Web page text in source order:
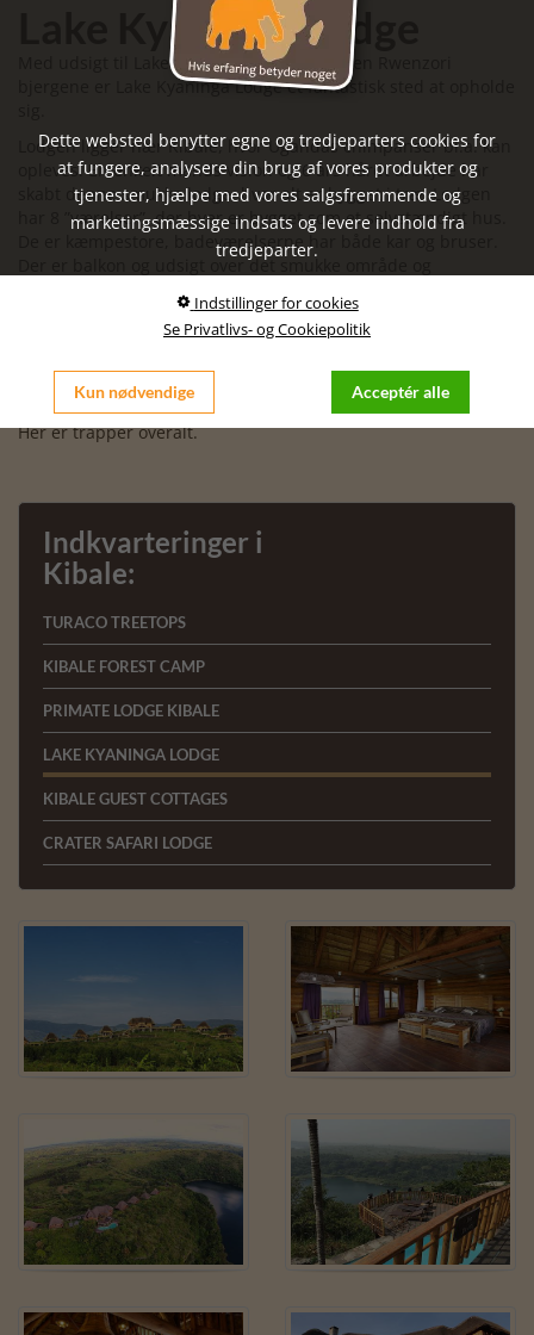
Lake Kyaninga Lodge
Med udsigt til Lake Kyaninga og i horisonten Rwenzori
bjergene er Lake Kyaninga Lodge et fantastisk sted at opholde
Lodgen ligger nær Kibale, hvor Ugandas chimpanser bl.a. kan
opleves. En enkelt mands vision og 6 års hårdt arbejde har
skabt denne smukke lodge, hvor alt er bygget i træ. Lodgen
har 8 ”værelser”, der hver er bygget som et selvstændigt hus.
De er kæmpestore, badeværelserne har både kar og bruser.
Der er balkon og udsigt over det smukke område og
selvfølgelig Kyaninga søen, der ligger lige nedenfor.
Lodgen har pool med storslået udsigt og de kølige aftener
dagens oplevelser udveksles.
OBS. Lodgen kan ikke anbefales, hvis man er gangbesværet.
Her er trapper overalt.
Indkvarteringer i
Kibale:
TURACO TREETOPS
KIBALE FOREST CAMP
PRIMATE LODGE KIBALE
LAKE KYANINGA LODGE
KIBALE GUEST COTTAGES
CRATER SAFARI LODGE
Dette websted benytter egne og tredjeparters cookies for
at fungere, analysere din brug af vores produkter og
tjenester, hjælpe med vores salgsfremmende og
marketingsmæssige indsats og levere indhold fra
tredjeparter.
Indstillinger for cookies
Se Privatlivs- og Cookiepolitik
Kun nødvendige Acceptér alle